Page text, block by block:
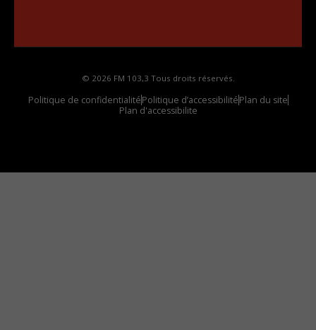
© 2026 FM 103,3 Tous droits réservés.
Politique de confidentialitéPolitique d’accessibilitéPlan du site
Plan d'accessibilite